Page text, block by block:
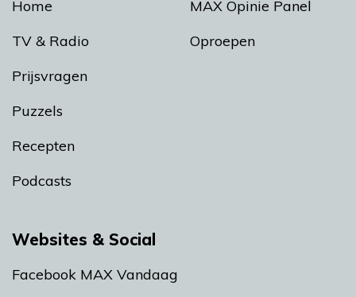
Home
TV & Radio
Prijsvragen
Puzzels
Recepten
Podcasts
MAX Opinie Panel
Oproepen
Websites & Social
Facebook MAX Vandaag